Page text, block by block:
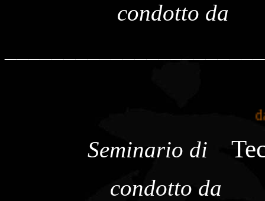
condotto da
Seminario di
condotto da